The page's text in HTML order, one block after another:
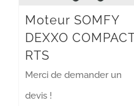
Moteur SOMFY
DEXXO
RTS
Merci de demander un
devis !